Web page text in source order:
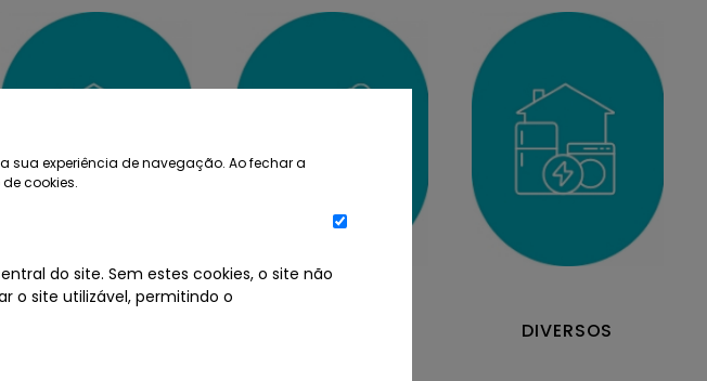
sua experiência de navegação. Ao fechar a
cookies.
do site. Sem estes cookies, o site não
o site utilizável, permitindo o
DIVERSOS